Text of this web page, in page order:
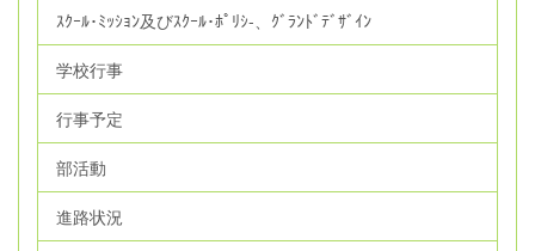
ｽｸｰﾙ･ﾐｯｼｮﾝ及びｽｸｰﾙ･ﾎﾟﾘｼ‐、ｸﾞﾗﾝﾄﾞﾃﾞｻﾞｲﾝ
学校行事
行事予定
部活動
進路状況